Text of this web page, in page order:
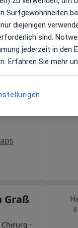
Kiefer-,
Graß
Chirurg ·
Surfgewohnheiten
diejenigen
sind.
jederzeit in den
Erfahren Sie mehr